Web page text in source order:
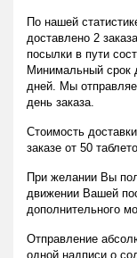
По нашей
доставлено 2
посылки в пути
Минимальный срок
дней. Мы
день заказа.
Стоимость
заказе от 50
При желании Вы
движении Вашей
дополнительного
Отправление
одной надписи о